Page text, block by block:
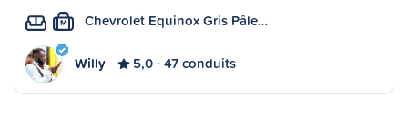
M Chevrolet Equinox Gris Pâle…
Willy 5,0 47 conduits